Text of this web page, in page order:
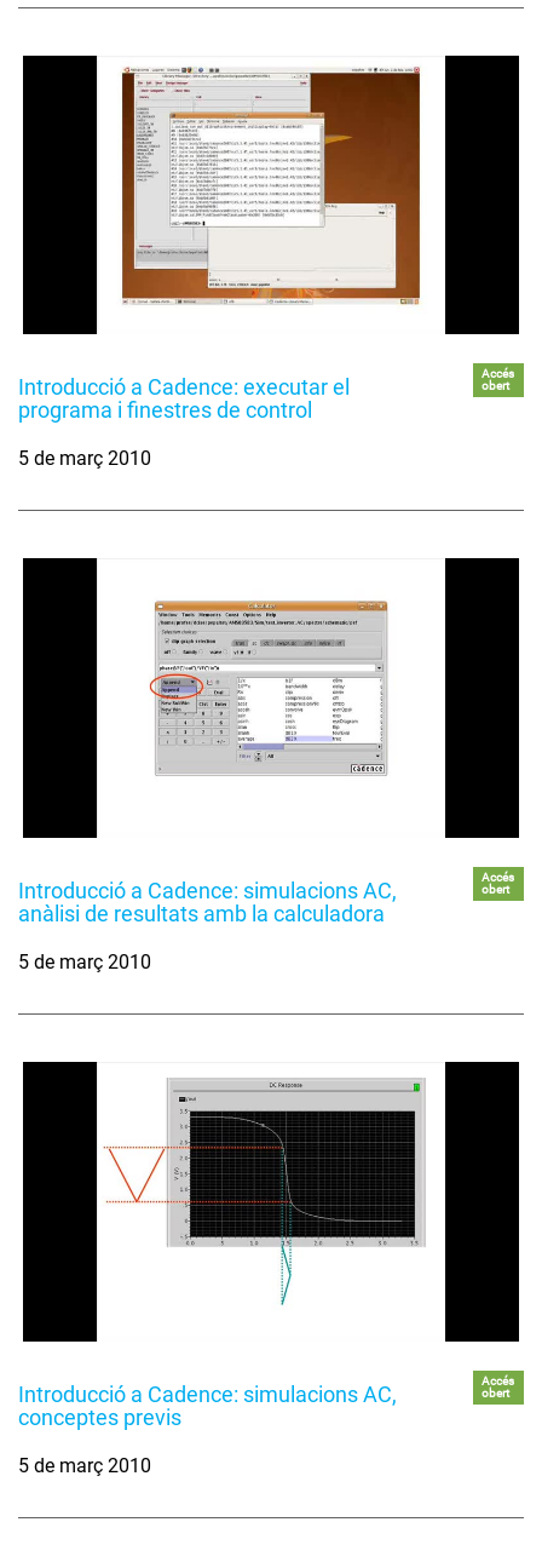
Introducció a Cadence: executar el
programa i finestres de control
Accés
obert
5 de març 2010
Introducció a Cadence: simulacions AC,
anàlisi de resultats amb la calculadora
Accés
obert
5 de març 2010
Introducció a Cadence: simulacions AC,
conceptes previs
Accés
obert
5 de març 2010